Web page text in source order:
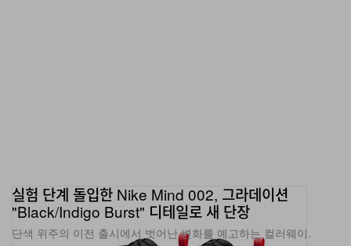
실험 단계 돌입한 Nike Mind 002, 그라데이션
"Black/Indigo Burst" 디테일로 새 단장
단색 위주의 이전 출시에서 벗어난 변화를 예고하는 컬러웨이.